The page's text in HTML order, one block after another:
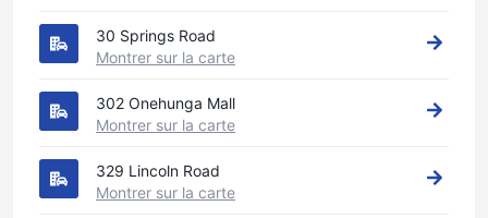
30 Springs Road
Montrer sur la carte
302 Onehunga Mall
Montrer sur la carte
329 Lincoln Road
Montrer sur la carte